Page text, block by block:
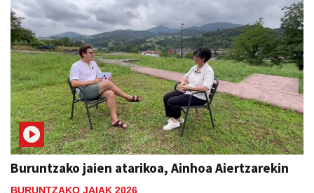
Buruntzako jaien atarikoa, Ainhoa Aiertzarekin
BURUNTZAKO JAIAK 2026